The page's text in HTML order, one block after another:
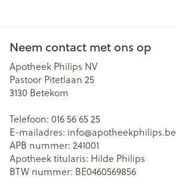
Neem contact met ons op
Apotheek Philips NV
Pastoor Pitetlaan 25
3130 Betekom
Telefoon: 016 56 65 25
E-mailadres: info@apotheekphilips.be
APB nummer: 241001
Apotheek titularis: Hilde Philips
BTW nummer: BE0460569856